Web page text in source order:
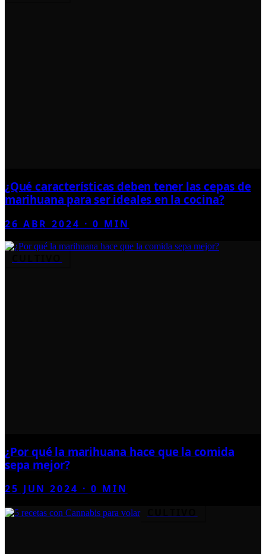
¿Qué características deben tener las cepas de
marihuana para ser ideales en la cocina?
26 ABR 2024 ·0 MIN
¿Por qué la marihuana hace que la comida
sepa mejor?
25 JUN 2024 ·0 MIN